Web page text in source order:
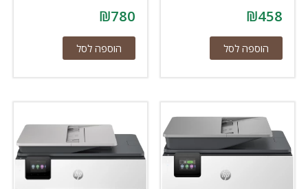
₪458
הוספה לסל
₪780
הוספה לסל